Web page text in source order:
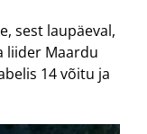
sest laupäeval,
liider Maardu
14 võitu ja